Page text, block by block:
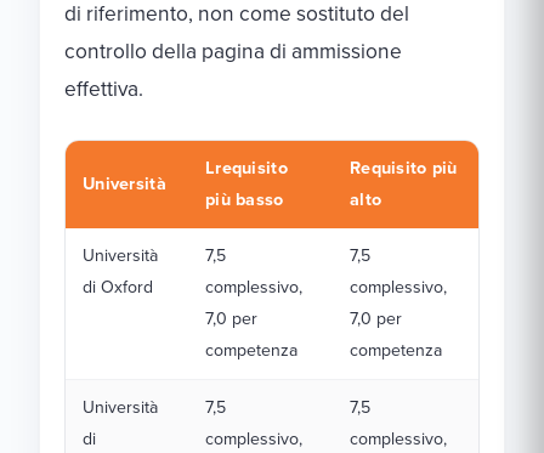
di riferimento, non come sostituto del
controllo della pagina di ammissione
effettiva.
Università
Lrequisito
più basso
Requisito più
alto
Università
di Oxford
7,5
complessivo,
7,0 per
competenza
7,5
complessivo,
7,0 per
competenza
Università
di
7,5
complessivo,
7,5
complessivo,